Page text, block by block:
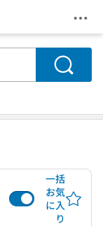
メ
検索
一括
お気
に入
り